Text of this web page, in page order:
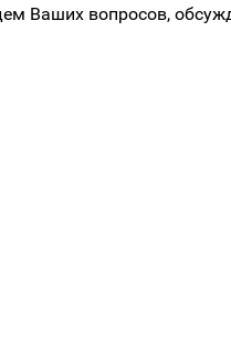
Ваших вопросов,